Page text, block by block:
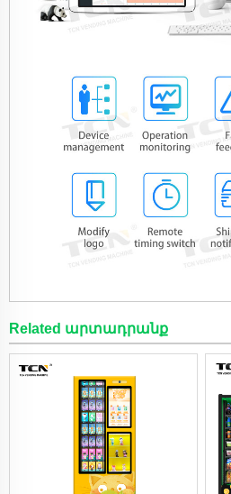
Related արտադրանք